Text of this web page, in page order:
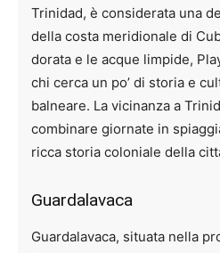
Trinidad, è considerata una
della costa meridionale di
dorata e le acque limpide,
chi cerca un po’ di storia e
balneare. La vicinanza a
combinare giornate in
ricca storia coloniale della
Guardalavaca
Guardalavaca, situata nella